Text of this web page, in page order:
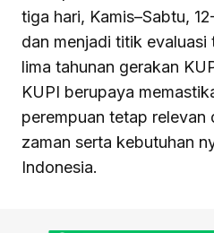
tiga hari, Kamis–Sabtu,
dan menjadi titik evaluasi
lima tahunan gerakan
KUPI berupaya
perempuan tetap relevan
zaman serta kebutuhan
Indonesia.